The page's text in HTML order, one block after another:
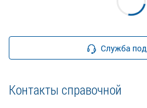
Служба
Контакты справочной